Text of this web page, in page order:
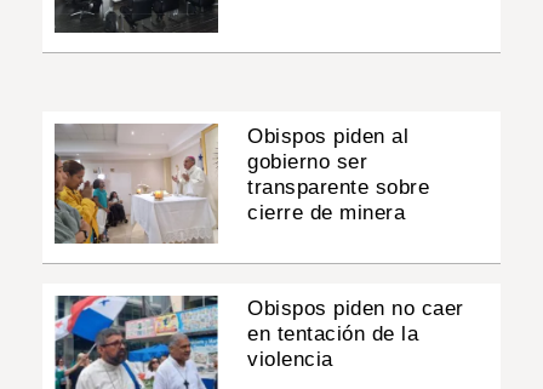
Obispos piden al
gobierno ser
transparente sobre
cierre de minera
Obispos piden no caer
en tentación de la
violencia